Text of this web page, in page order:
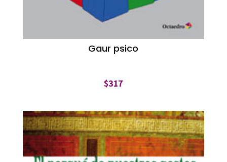
Gaur psico
$317